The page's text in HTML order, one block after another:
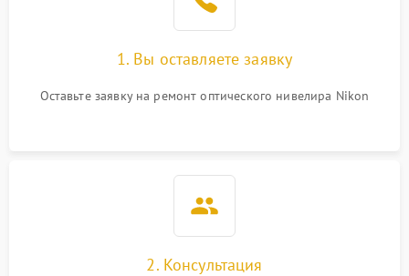
1. Вы оставляете заявку
Оставьте заявку на ремонт оптического нивелира Nikon
2. Консультация